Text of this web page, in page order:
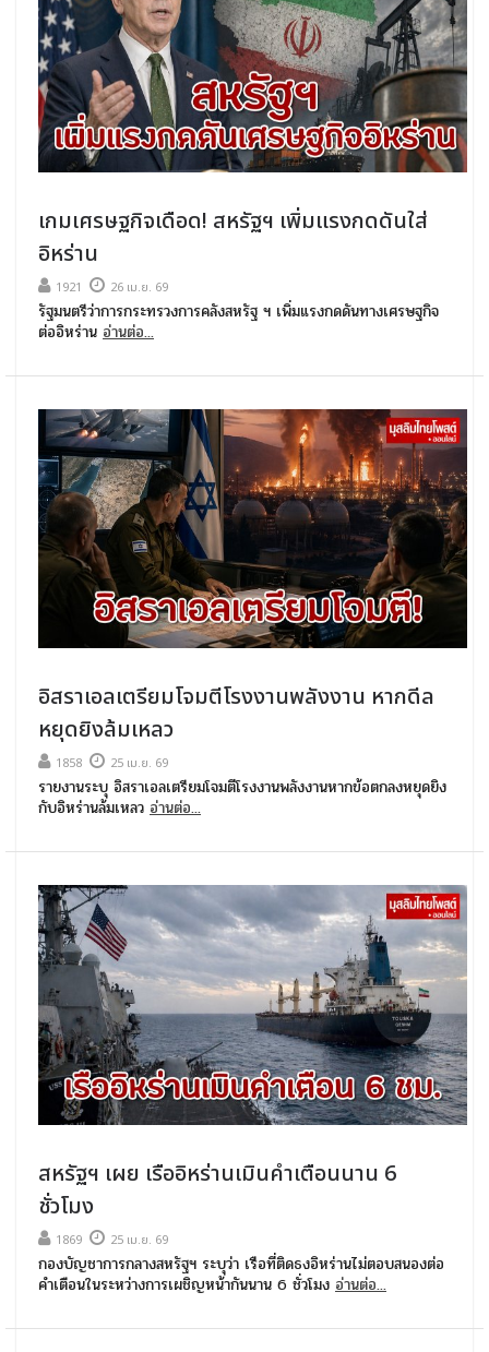
เกมเศรษฐกิจเดือด! สหรัฐฯ เพิ่มแรงกดดันใส่
อิหร่าน
1921 26 เม.ย. 69
รัฐมนตรีว่าการกระทรวงการคลังสหรัฐ ฯ เพิ่มแรงกดดันทางเศรษฐกิจ
ต่ออิหร่าน อ่านต่อ...
อิสราเอลเตรียมโจมตีโรงงานพลังงาน หากดีล
หยุดยิงล้มเหลว
1858 25 เม.ย. 69
รายงานระบุ อิสราเอลเตรียมโจมตีโรงงานพลังงานหากข้อตกลงหยุดยิง
กับอิหร่านล้มเหลว อ่านต่อ...
สหรัฐฯ เผย เรืออิหร่านเมินคำเตือนนาน 6
ชั่วโมง
1869 25 เม.ย. 69
กองบัญชาการกลางสหรัฐฯ ระบุว่า เรือที่ติดธงอิหร่านไม่ตอบสนองต่อ
คำเตือนในระหว่างการเผชิญหน้ากันนาน 6 ชั่วโมง อ่านต่อ...